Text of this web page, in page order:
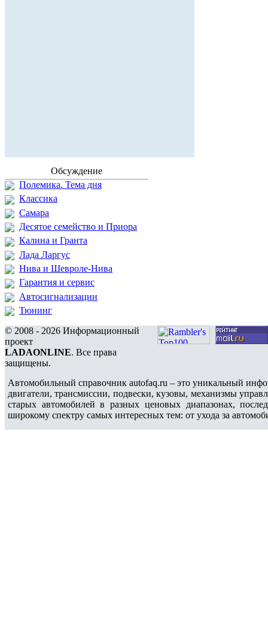
Обсуждение
Полемика. Тема дня
Классика
Самара
Десятое семейство и Приора
Калина и Гранта
Лада Ларгус
Нива и Шевроле-Нива
Гарантия и сервис
Автосигнализации
Тюнинг
© 2008 - 2026 Информационный
проект
LADAONLINE. Все права
защищены.
Автомобильный справочник autofaq.ru – это уникальный
двигатели, трансмиссии, подвески, кузовы, механизмы
старых автомобилей в разных ценовых диапазонах,
широкому спектру самых интересных тем: от ухода за